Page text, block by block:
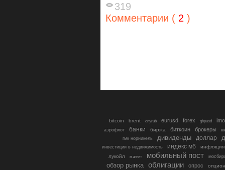
319
Комментарии ( 2 )
bitcoin brent cnyrub eurusd forex gbpusd
аэрофлот банки биржа биткоин брокеры
гмк норникель
дивиденды доллар
инвестиции в недвижимость индекс мб
инфляция
лукойл
магнит мобильный пост
обзор рынка облигации опрос